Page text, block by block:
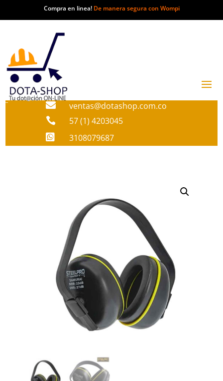
Compra en linea! De manera segura con Wompi
 ventas@dotashop.com.co
 57 (1) 4203045
 3108079687